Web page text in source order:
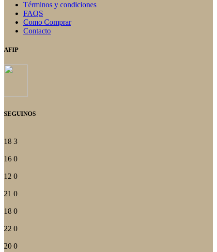
Términos y condiciones
FAQS
Como Comprar
Contacto
AFIP
SEGUINOS
18 3
16 0
12 0
21 0
18 0
22 0
20 0